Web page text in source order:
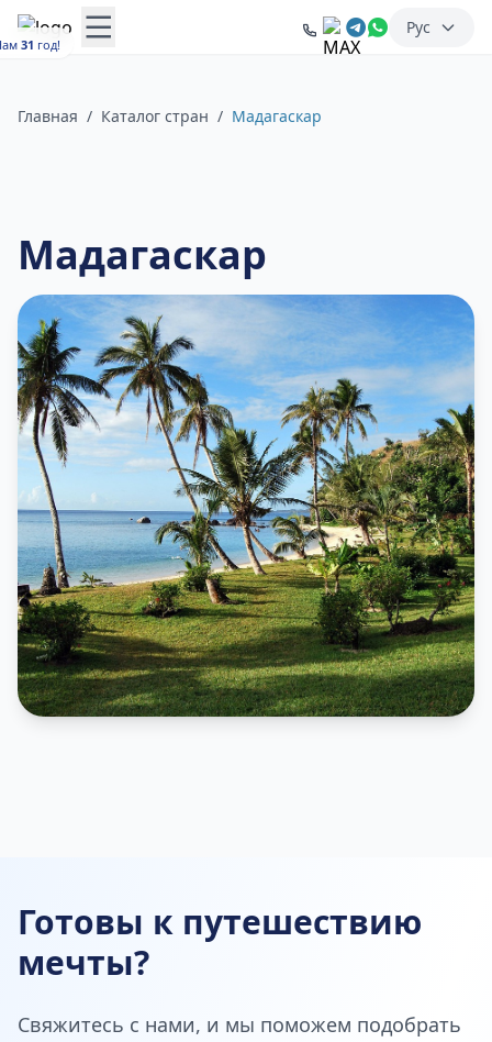
31 год!
Рус
Главная / Каталог стран / Мадагаскар
Мадагаскар
Готовы к путешествию
мечты?
Свяжитесь с нами, и мы поможем подобрать